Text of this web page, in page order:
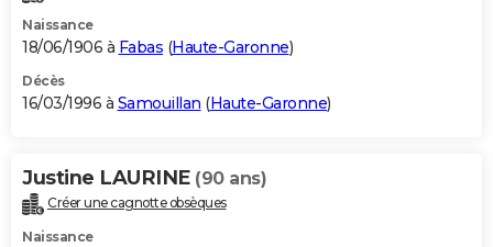
Naissance
18/06/1906 à Fabas (Haute-Garonne)
Décès
16/03/1996 à Samouillan (Haute-Garonne)
Justine LAURINE (90 ans)
Créer une cagnotte obsèques
Naissance